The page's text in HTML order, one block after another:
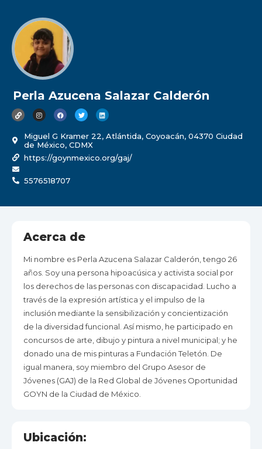
Perla Azucena Salazar Calderón
Miguel G Kramer 22, Atlántida, Coyoacán, 04370 Ciudad
de México, CDMX
https://goynmexico.org/gaj/
5576518707
Acerca de
Mi nombre es Perla Azucena Salazar Calderón, tengo 26
años. Soy una persona hipoacúsica y activista social por
los derechos de las personas con discapacidad. Lucho a
través de la expresión artística y el impulso de la
inclusión mediante la sensibilización y concientización
de la diversidad funcional. Así mismo, he participado en
concursos de arte, dibujo y pintura a nivel municipal; y he
donado una de mis pinturas a Fundación Teletón. De
igual manera, soy miembro del Grupo Asesor de
Jóvenes (GAJ) de la Red Global de Jóvenes Oportunidad
GOYN de la Ciudad de México.
Ubicación: